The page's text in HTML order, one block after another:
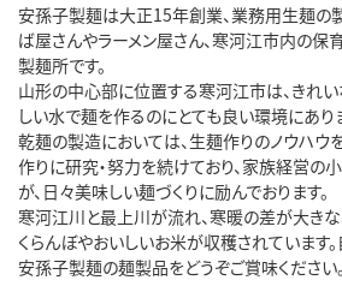
安孫子製麺は大正15年創業、業務用生麺の
ば屋さんやラーメン屋さん、寒河江市内の保
製麺所です。
山形の中心部に位置する寒河江市は、きれ
しい水で麺を作るのにとても良い環境にあり
乾麺の製造においては、生麺作りのノウハウ
作りに研究・努力を続けており、家族経営の
が、日々美味しい麺づくりに励んでおります。
寒河江川と最上川が流れ、寒暖の差が大き
くらんぼやおいしいお米が収穫されています
安孫子製麺の麺製品をどうぞご賞味ください。